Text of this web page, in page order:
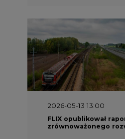
2026-05-13 13:00
FLIX opublikował
zrównoważonego